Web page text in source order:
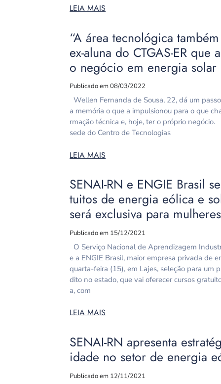
LEIA MAIS
“A área tecnológica
ex-aluna do CTGAS-ER
o negócio em energia solar
Publicado em 08/03/2022
Wellen Fernanda de Sousa, 22, dá um
a memória o que a impulsionou para o que
rmação técnica e, hoje, ter o próprio
sede do Centro de Tecnologias
LEIA MAIS
SENAI-RN e ENGIE Brasil
tuitos de energia eólica e
será exclusiva para mulheres
Publicado em 15/12/2021
O Serviço Nacional de Aprendizagem
e a ENGIE Brasil, maior empresa privada de
quarta-feira (15), em Lajes, seleção para um
dito no estado, que vai oferecer cursos
a, com
LEIA MAIS
SENAI-RN apresenta
idade no setor de energia
Publicado em 12/11/2021